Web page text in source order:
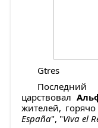
Gtres
царствовал
жителей,
España", "Viva el